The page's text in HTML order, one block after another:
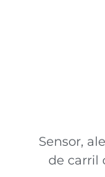
Sensor,
de carril